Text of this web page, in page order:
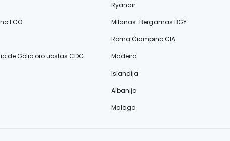
Ryanair
FCO
Milanas-Bergamas BGY
Roma Čiampino CIA
de Golio oro uostas CDG
Madeira
Islandija
Albanija
Malaga